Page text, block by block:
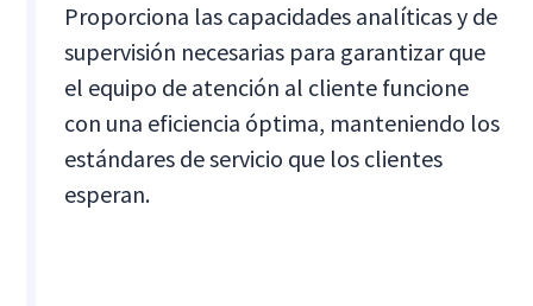
Proporciona las capacidades analíticas y de
supervisión necesarias para garantizar que
el equipo de atención al cliente funcione
con una eficiencia óptima, manteniendo los
estándares de servicio que los clientes
esperan.